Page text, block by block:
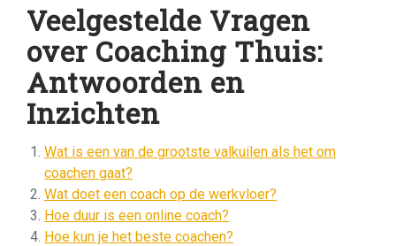
Veelgestelde Vragen
over Coaching Thuis:
Antwoorden en
Inzichten
Wat is een van de grootste valkuilen als het om
coachen gaat?
Wat doet een coach op de werkvloer?
Hoe duur is een online coach?
Hoe kun je het beste coachen?